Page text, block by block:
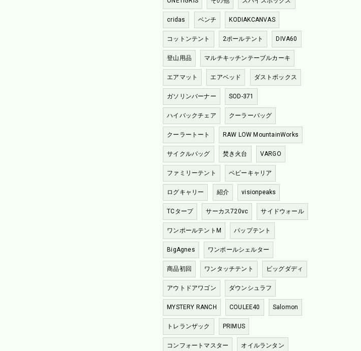
cridas ベンチ KODIAKCANVAS
コットンテント 2ポールテント DIVA60
登山用品 マルチキッチンテーブルカーキ
エアマット エアベッド ダストボックス
ガソリンバーナー SOD-371
ハイバックチェア クーラーバッグ
クーラートート RAW LOW MountainWorks
サイクルバッグ 焚き火台 VARGO
ファミリーテント ベビーキャリア
ログキャリー 紹介 visionpeaks
TCタープ サーカス720vc サイドウォール
ワンポールテントM パップテント
BigAgnes ワンポールシェルター
商品初回 ワンタッチテント ビッグダディ
アウトドアワゴン ダウンシュラフ
MYSTERY RANCH COULEE40 Salomon
トレランザック PRIMUS
コンフォートマスター オイルランタン